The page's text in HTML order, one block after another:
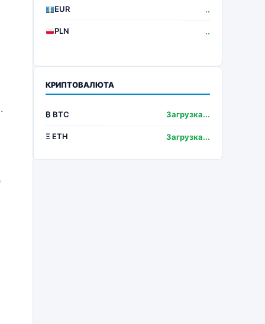
EUR ..
PLN ..
КРИПТОВАЛЮТА
₿ BTC Загрузка...
Ξ ETH Загрузка...